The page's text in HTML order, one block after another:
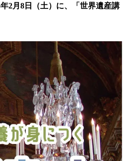
数
込
中
で
2月8日（土）に、「世界遺産講